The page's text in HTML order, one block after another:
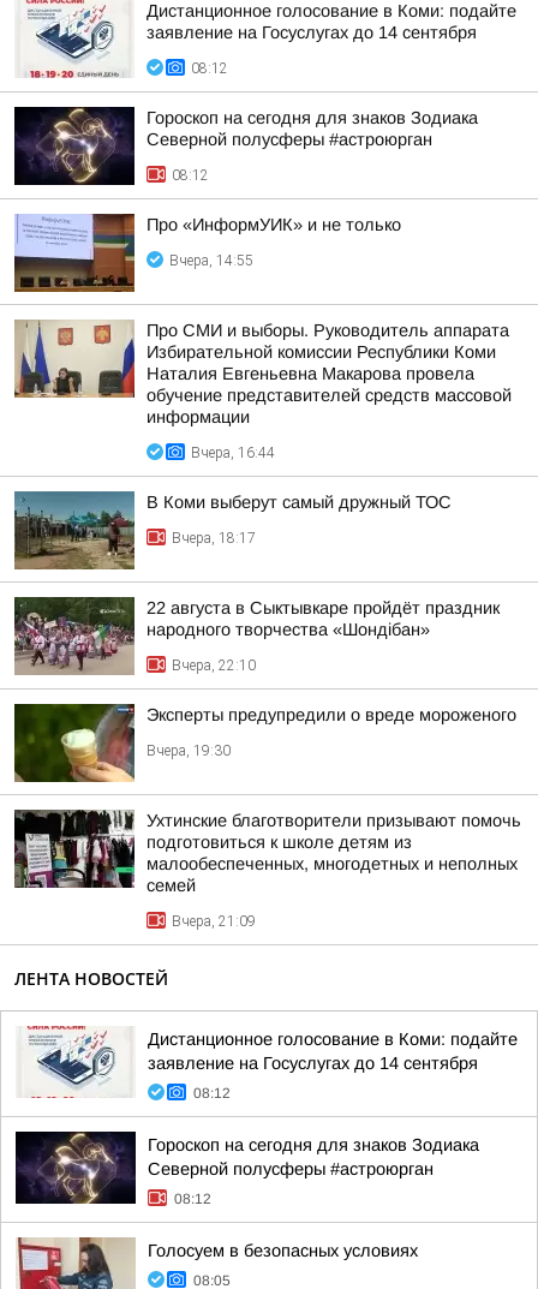
Дистанционное голосование в Коми: подайте
заявление на Госуслугах до 14 сентября
08:12
Гороскоп на сегодня для знаков Зодиака
Северной полусферы #астроюрган
08:12
Про «ИнформУИК» и не только
Вчера, 14:55
Про СМИ и выборы. Руководитель аппарата
Избирательной комиссии Республики Коми
Наталия Евгеньевна Макарова провела
обучение представителей средств массовой
информации
Вчера, 16:44
В Коми выберут самый дружный ТОС
Вчера, 18:17
22 августа в Сыктывкаре пройдёт праздник
народного творчества «Шондібан»
Вчера, 22:10
Эксперты предупредили о вреде мороженого
Вчера, 19:30
Ухтинские благотворители призывают помочь
подготовиться к школе детям из
малообеспеченных, многодетных и неполных
семей
Вчера, 21:09
ЛЕНТА НОВОСТЕЙ
Дистанционное голосование в Коми: подайте
заявление на Госуслугах до 14 сентября
08:12
Гороскоп на сегодня для знаков Зодиака
Северной полусферы #астроюрган
08:12
Голосуем в безопасных условиях
08:05